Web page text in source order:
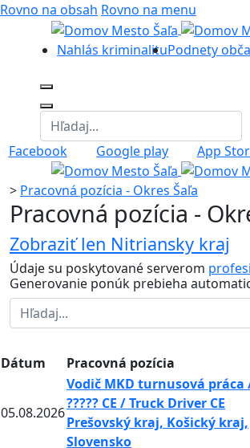
Rovno na obsah Rovno na menu
Nahlás kriminalituPodnety
Facebook Google play App
> Pracovná pozícia - Okres Šaľa
Pracovná pozícia -
Zobraziť len Nitriansky kraj
Údaje su poskytované serverom
Generovanie ponúk prebieha
Dátum Pracovná pozícia
05.08.2026
Vodič MKD turnusová práca
????? CE / Truck Driver CE
Prešovský kraj, Košický kraj,
Slovensko